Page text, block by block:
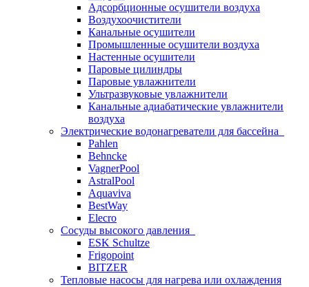
Адсорбционные осушители воздуха
Воздухоочистители
Канальные осушители
Промышленные осушители воздуха
Настенные осушители
Паровые цилиндры
Паровые увлажнители
Ультразвуковые увлажнители
Канальные адиабатические увлажнители
воздуха
Электрические водонагреватели для бассейна
Pahlen
Behncke
VagnerPool
AstralPool
Aquaviva
BestWay
Elecro
Сосуды высокого давления
ESK Schultze
Frigopoint
BITZER
Тепловые насосы для нагрева или охлаждения